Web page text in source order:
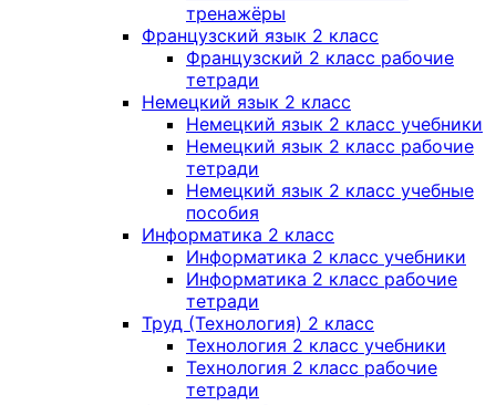
тренажёры
Французский язык 2 класс
Французский 2 класс рабочие
тетради
Немецкий язык 2 класс
Немецкий язык 2 класс учебники
Немецкий язык 2 класс рабочие
тетради
Немецкий язык 2 класс учебные
пособия
Информатика 2 класс
Информатика 2 класс учебники
Информатика 2 класс рабочие
тетради
Труд (Технология) 2 класс
Технология 2 класс учебники
Технология 2 класс рабочие
тетради